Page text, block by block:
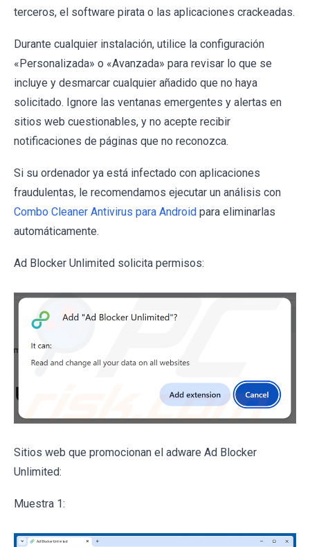
terceros, el software pirata o las aplicaciones crackeadas.
Durante cualquier instalación, utilice la configuración
«Personalizada» o «Avanzada» para revisar lo que se
incluye y desmarcar cualquier añadido que no haya
solicitado. Ignore las ventanas emergentes y alertas en
sitios web cuestionables, y no acepte recibir
notificaciones de páginas que no reconozca.
Si su ordenador ya está infectado con aplicaciones
fraudulentas, le recomendamos ejecutar un análisis con
Combo Cleaner Antivirus para Android para eliminarlas
automáticamente.
Ad Blocker Unlimited solicita permisos:
Sitios web que promocionan el adware Ad Blocker
Unlimited:
Muestra 1: